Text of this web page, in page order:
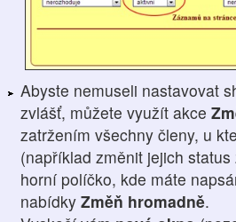
Abyste nemuseli nastavovat
zvlášť, můžete využít akce
zatržením všechny členy, u
(například změnit jejich status
horní políčko, kde máte
nabídky Změň hromadně.